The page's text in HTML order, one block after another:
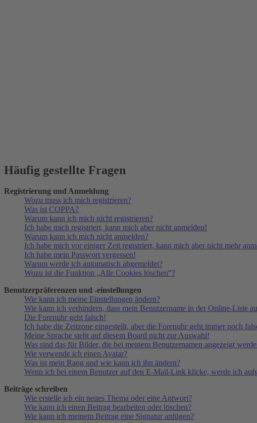
Häufig gestellte Fragen
Registrierung und Anmeldung
Wozu muss ich mich registrieren?
Was ist COPPA?
Warum kann ich mich nicht registrieren?
Ich habe mich registriert, kann mich aber nicht anmelden!
Warum kann ich mich nicht anmelden?
Ich habe mich vor einiger Zeit registriert, kann mich aber nicht mehr
Ich habe mein Passwort vergessen!
Warum werde ich automatisch abgemeldet?
Wozu ist die Funktion „Alle Cookies löschen“?
Benutzerpräferenzen und -einstellungen
Wie kann ich meine Einstellungen ändern?
Wie kann ich verhindern, dass mein Benutzername in der Online-Liste
Die Forenuhr geht falsch!
Ich habe die Zeitzone eingestellt, aber die Forenuhr geht immer noch
Meine Sprache steht auf diesem Board nicht zur Auswahl!
Was sind das für Bilder, die bei meinem Benutzernamen angezeigt
Wie verwende ich einen Avatar?
Was ist mein Rang und wie kann ich ihn ändern?
Wenn ich bei einem Benutzer auf den E-Mail-Link klicke, werde ich
Beiträge schreiben
Wie erstelle ich ein neues Thema oder eine Antwort?
Wie kann ich einen Beitrag bearbeiten oder löschen?
Wie kann ich meinem Beitrag eine Signatur anfügen?